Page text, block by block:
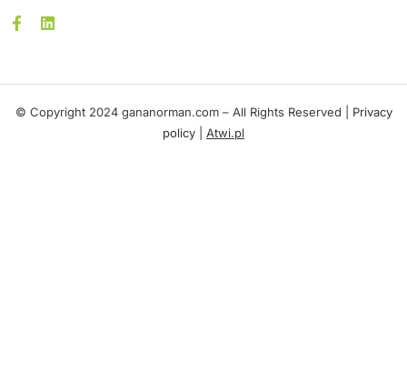
© Copyright 2024 gananorman.com – All Rights Reserved | Privacy
policy
Atwi.pl